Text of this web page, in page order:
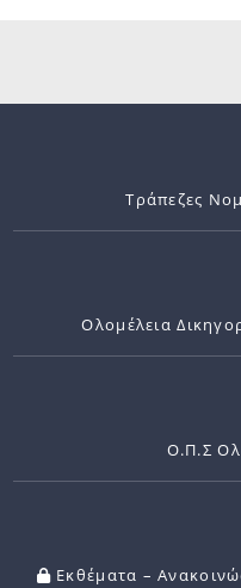
Τράπεζες
Ολομέλεια
Ο.Π.Σ
Εκθέματα –